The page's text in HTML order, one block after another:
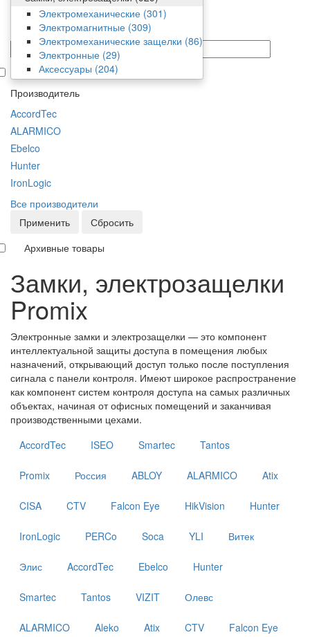
Электромеханические (301)
Электромагнитные (309)
Электромеханические защелки (86)
Электронные (29)
Аксессуары (204)
Фильтр
Цена
от/до
В наличии
Производитель
AccordTec
ALARMICO
Ebelco
Hunter
IronLogic
Все производители
Применить
Сбросить
Архивные товары
Замки, электрозащелки
Promix
Электронные замки и электрозащелки — это компонент
интеллектуальной защиты доступа в помещения любых
назначений, открывающий доступ только после поступления
сигнала с панели контроля. Имеют широкое распространение
как компонент систем контроля доступа на самых различных
объектах, начиная от офисных помещений и заканчивая
производственными цехами.
AccordTec
ISEO Smartec Tantos
Promix Россия ABLOY ALARMICO Atix
CISA CTV Falcon Eye HikVision Hunter
IronLogic PERCo Soca YLI Витек
Элис AccordTec Ebelco Hunter
Smartec Tantos VIZIT Олевс
ALARMICO Aleko Atix CTV Falcon Eye